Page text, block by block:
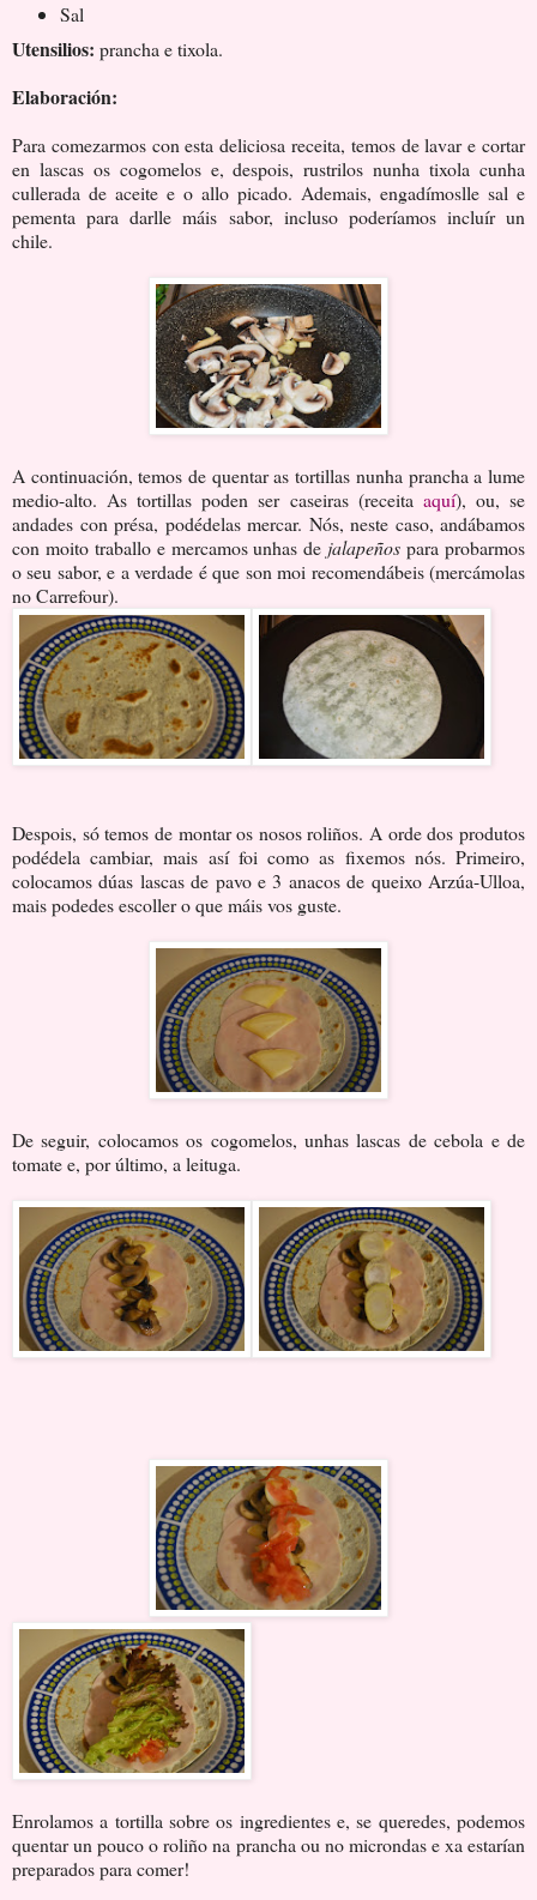
Sal
Utensilios: prancha e tixola.
Elaboración:
Para comezarmos con esta deliciosa receita, temos de lavar e cortar
en lascas os cogomelos e, despois, rustrilos nunha tixola cunha
cullerada de aceite e o allo picado. Ademais, engadímoslle sal e
pementa para darlle máis sabor, incluso poderíamos incluír un
chile.
A continuación, temos de quentar as tortillas nunha prancha a lume
medio-alto. As tortillas poden ser caseiras (receita aquí), ou, se
andades con présa, podédelas mercar. Nós, neste caso, andábamos
con moito traballo e mercamos unhas de jalapeños para probarmos
o seu sabor, e a verdade é que son moi recomendábeis (mercámolas
no Carrefour).
Despois, só temos de montar os nosos roliños. A orde dos produtos
podédela cambiar, mais así foi como as fixemos nós. Primeiro,
colocamos dúas lascas de pavo e 3 anacos de queixo Arzúa-Ulloa,
mais podedes escoller o que máis vos guste.
De seguir, colocamos os cogomelos, unhas lascas de cebola e de
tomate e, por último, a leituga.
Enrolamos a tortilla sobre os ingredientes e, se queredes, podemos
quentar un pouco o roliño na prancha ou no microndas e xa estarían
preparados para comer!